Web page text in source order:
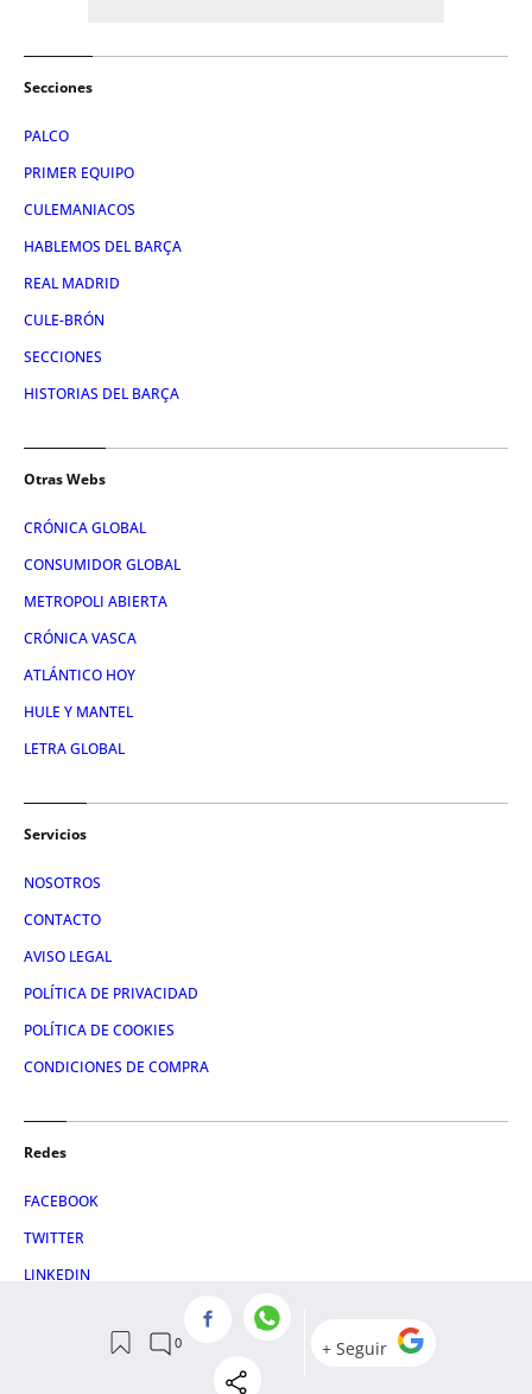
Secciones
PALCO
PRIMER EQUIPO
CULEMANIACOS
HABLEMOS DEL BARÇA
REAL MADRID
CULE-BRÓN
SECCIONES
HISTORIAS DEL BARÇA
Otras Webs
CRÓNICA GLOBAL
CONSUMIDOR GLOBAL
METROPOLI ABIERTA
CRÓNICA VASCA
ATLÁNTICO HOY
HULE Y MANTEL
LETRA GLOBAL
Servicios
NOSOTROS
CONTACTO
AVISO LEGAL
POLÍTICA DE PRIVACIDAD
POLÍTICA DE COOKIES
CONDICIONES DE COMPRA
Redes
FACEBOOK
TWITTER
LINKEDIN